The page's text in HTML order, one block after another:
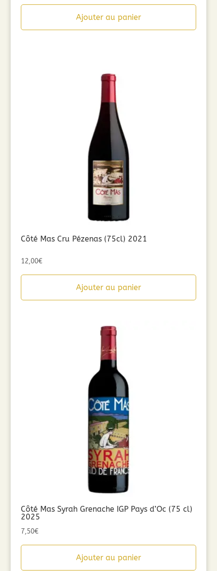
Ajouter au panier
Côté Mas Cru Pézenas (75cl) 2021
12,00€
Ajouter au panier
Côté Mas Syrah Grenache IGP Pays d’Oc (75 cl)
2025
7,50€
Ajouter au panier